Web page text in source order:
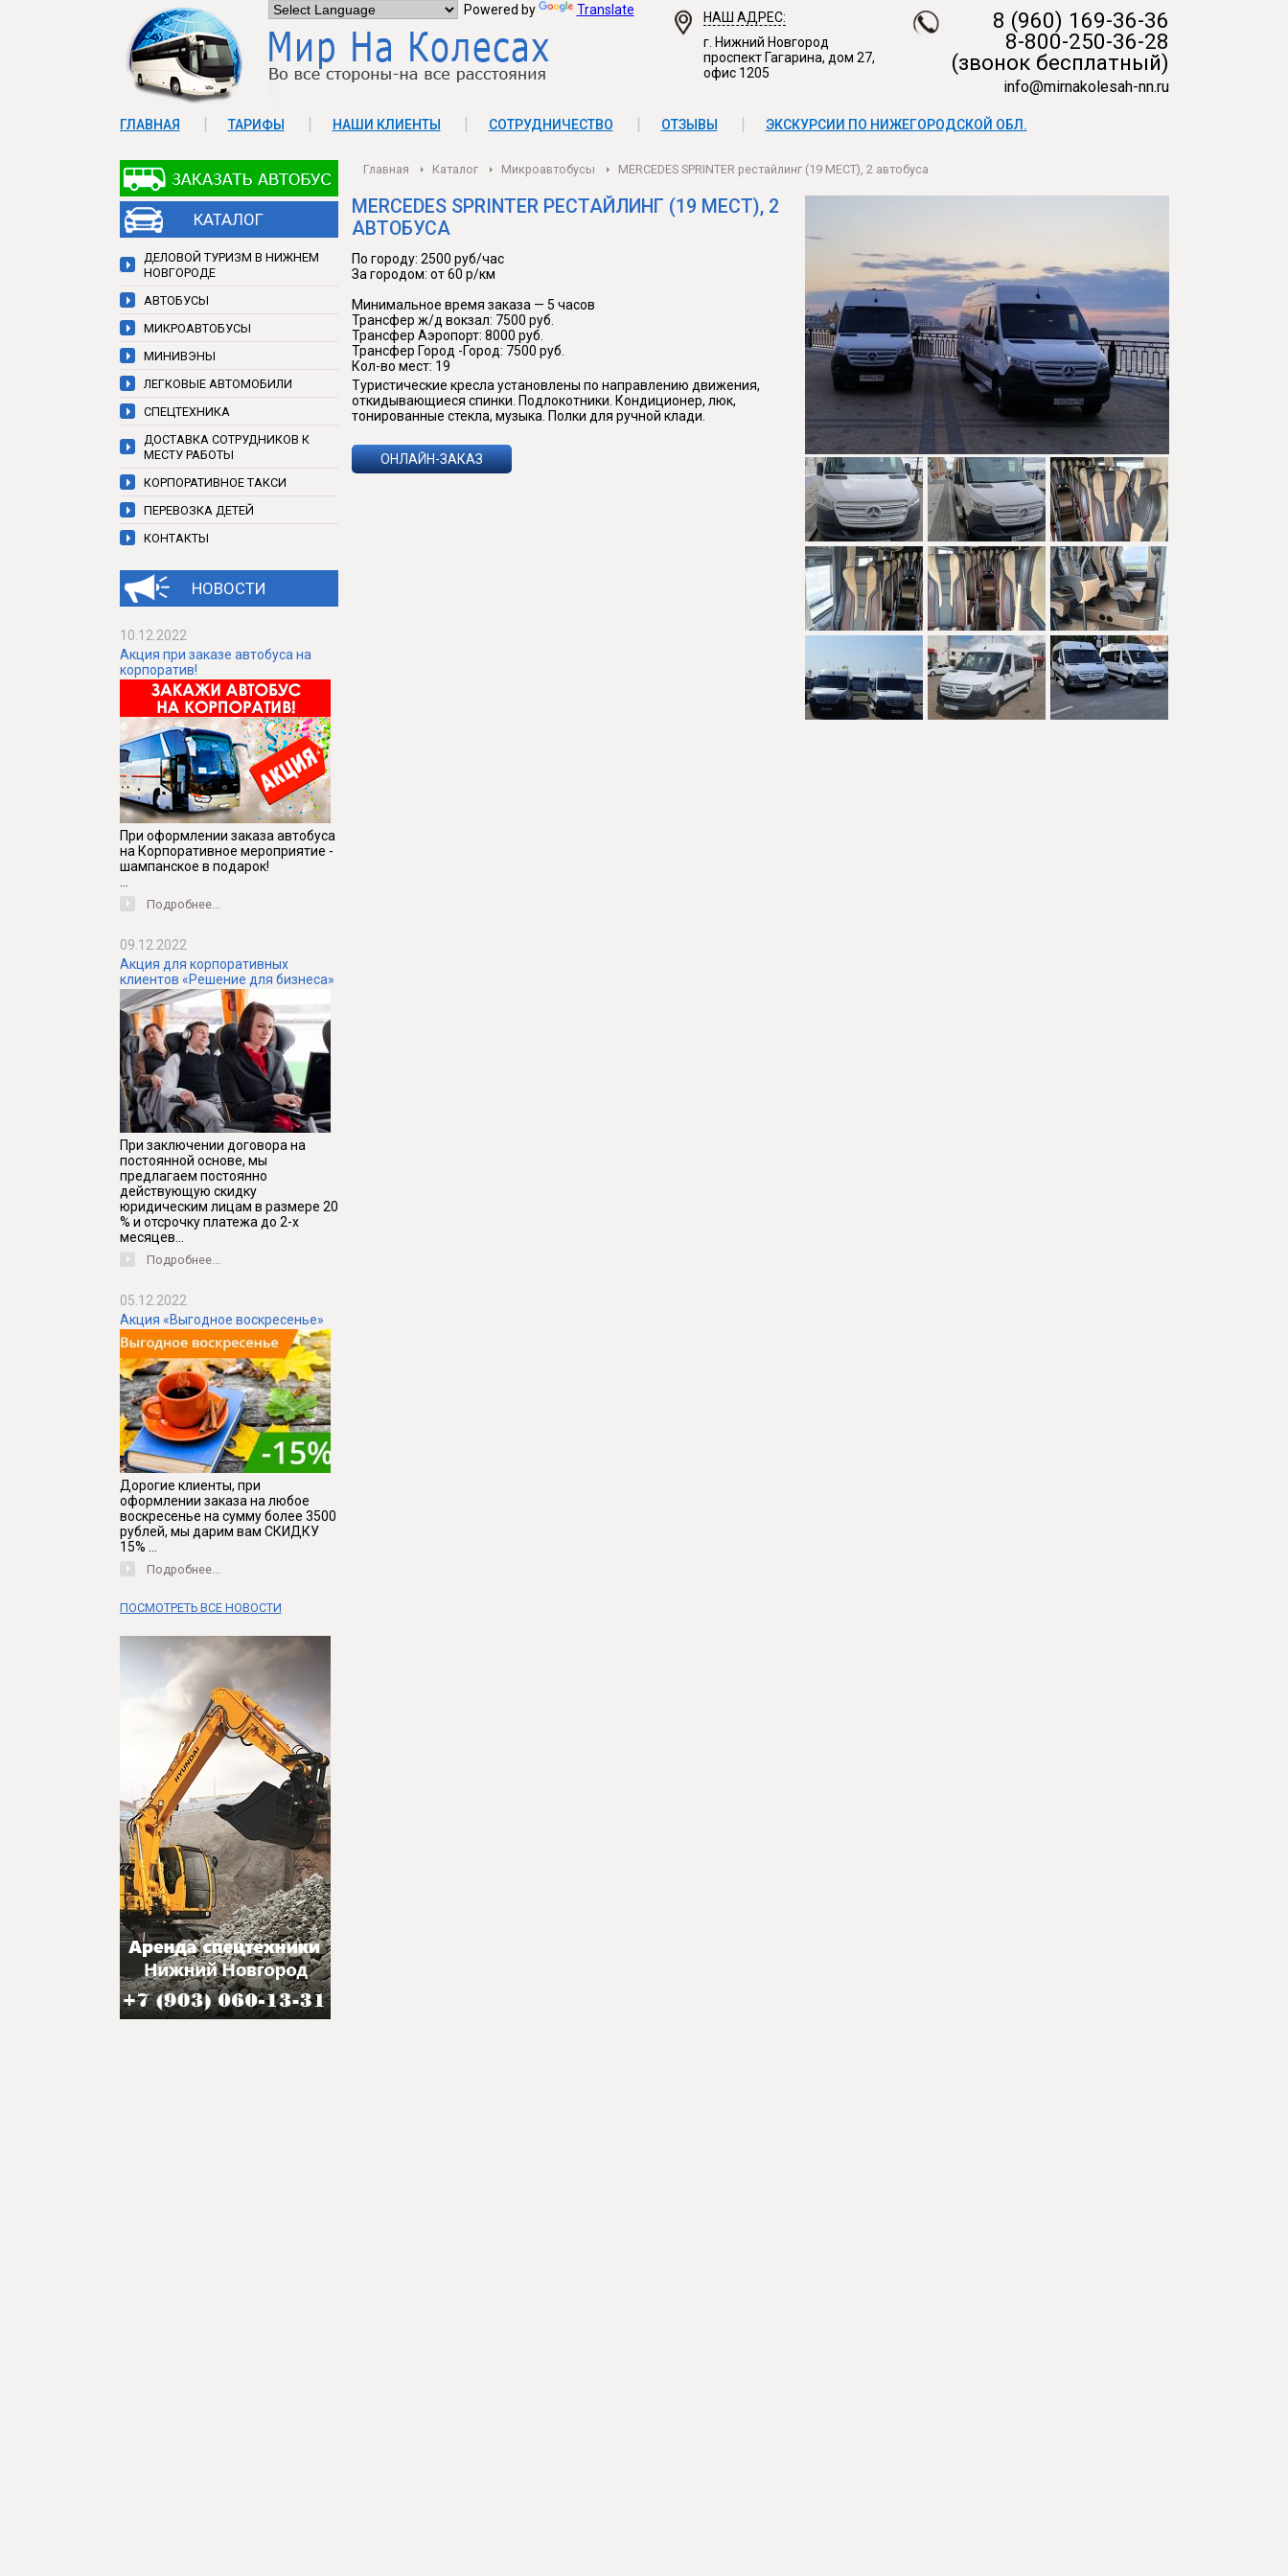
8 (960) 169-36-36
8-800-250-36-28
(звонок бесплатный)
info@mirnakolesah-nn.ru
НАШ АДРЕС:
г. Нижний Новгород
проспект Гагарина, дом 27,
офис 1205
ГЛАВНАЯ ТАРИФЫ НАШИ КЛИЕНТЫ СОТРУДНИЧЕСТВО ОТЗЫВЫ ЭКСКУРСИИ ПО НИЖЕГОРОДСКОЙ ОБЛ.
КОНТАКТЫ
Powered by Translate
Главная Каталог Микроавтобусы MERCEDES SPRINTER рестайлинг (19 МЕСТ), 2 автобуса
MERCEDES SPRINTER РЕСТАЙЛИНГ (19 МЕСТ), 2
АВТОБУСА
По городу: 2500 руб/час
За городом: от 60 р/км
Минимальное время заказа — 5 часов
Трансфер ж/д вокзал: 7500 руб.
Трансфер Аэропорт: 8000 руб.
Трансфер Город -Город: 7500 руб.
Кол-во мест: 19
Туристические кресла установлены по направлению движения,
откидывающиеся спинки. Подлокотники. Кондиционер, люк,
тонированные стекла, музыка. Полки для ручной клади.
ОНЛАЙН-ЗАКАЗ
КАТАЛОГ
ДЕЛОВОЙ ТУРИЗМ В НИЖНЕМ
НОВГОРОДЕ
АВТОБУСЫ
МИКРОАВТОБУСЫ
МИНИВЭНЫ
ЛЕГКОВЫЕ АВТОМОБИЛИ
СПЕЦТЕХНИКА
ДОСТАВКА СОТРУДНИКОВ К
МЕСТУ РАБОТЫ
КОРПОРАТИВНОЕ ТАКСИ
ПЕРЕВОЗКА ДЕТЕЙ
КОНТАКТЫ
НОВОСТИ
10.12.2022
Акция при заказе автобуса на
корпоратив!
При оформлении заказа автобуса
на Корпоративное мероприятие -
шампанское в подарок!
Подробнее...
09.12.2022
Акция для корпоративных
клиентов «Решение для бизнеса»
При заключении договора на
постоянной основе, мы
предлагаем постоянно
действующую скидку
юридическим лицам в размере 20
% и отсрочку платежа до 2-х
месяцев...
Подробнее...
05.12.2022
Акция «Выгодное воскресенье»
Дорогие клиенты, при
оформлении заказа на любое
воскресенье на сумму более 3500
рублей, мы дарим вам СКИДКУ
15% ...
Подробнее...
ПОСМОТРЕТЬ ВСЕ НОВОСТИ